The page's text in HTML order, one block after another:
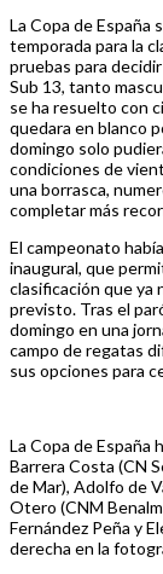
La Copa de España
temporada para la
pruebas para
Sub 13, tanto
se ha resuelto con
quedara en blanco
domingo solo
condiciones de
una borrasca,
completar más
El campeonato
inaugural, que
clasificación que ya
previsto. Tras el
domingo en una
campo de regatas
sus opciones para
La Copa de España
Barrera Costa (CN
de Mar), Adolfo de
Otero (CNM
Fernández Peña y
derecha en la